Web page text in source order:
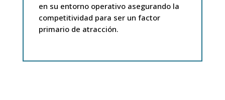
en su entorno operativo asegurando la
competitividad para ser un factor
primario de atracción.